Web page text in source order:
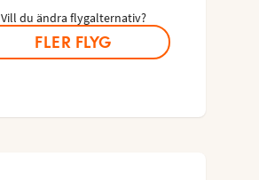
Vill du ändra flygalternativ?
FLER FLYG